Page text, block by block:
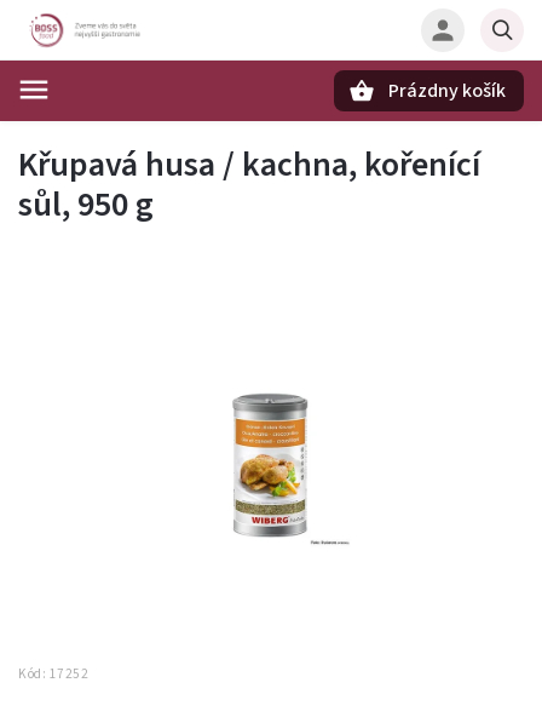
Prázdny košík
Křupavá husa / kachna, kořenící
sůl, 950 g
Kód: 17252